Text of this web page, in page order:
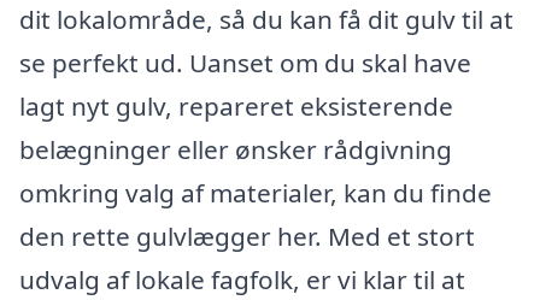
dit lokalområde, så du kan få dit gulv til at
se perfekt ud. Uanset om du skal have
lagt nyt gulv, repareret eksisterende
belægninger eller ønsker rådgivning
omkring valg af materialer, kan du finde
den rette gulvlægger her. Med et stort
udvalg af lokale fagfolk, er vi klar til at